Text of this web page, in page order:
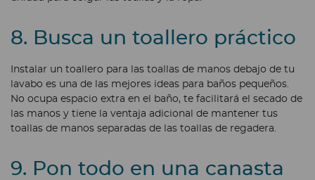
8. Busca un toallero práctico
Instalar un toallero para las toallas de manos debajo de tu
lavabo es una de las mejores ideas para baños pequeños.
No ocupa espacio extra en el baño, te facilitará el secado de
las manos y tiene la ventaja adicional de mantener tus
toallas de manos separadas de las toallas de regadera.
9. Pon todo en una canasta